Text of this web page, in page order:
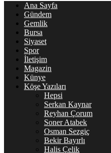
Ana Sayfa
Gündem
Gemlik
Bursa
Siyaset
Spor
İletişim
Magazin
Künye
Köşe Yazıları
Hepsi
Serkan Kaynar
Reyhan Çorum
Soner Atabek
Osman Sezgiç
Bekir Bayırlı
Halis Çelik